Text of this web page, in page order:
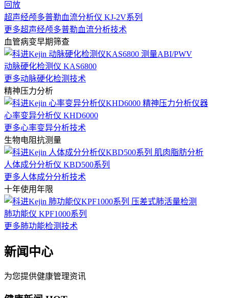
超声经颅多普勒血流分析仪 KJ-2V系列
更多超声经颅多普勒血流分析技术
血管病变早期筛查
动脉硬化检测仪 KAS6800
更多动脉硬化检测技术
精神压力分析
心率变异分析仪 KHD6000
更多心率变异分析技术
生物电阻抗测量
人体成分分析仪 KBD500系列
更多人体成分分析技术
十年使用年限
肺功能仪 KPF1000系列
更多肺功能检测技术
新闻中心
为您提供健康管理资讯